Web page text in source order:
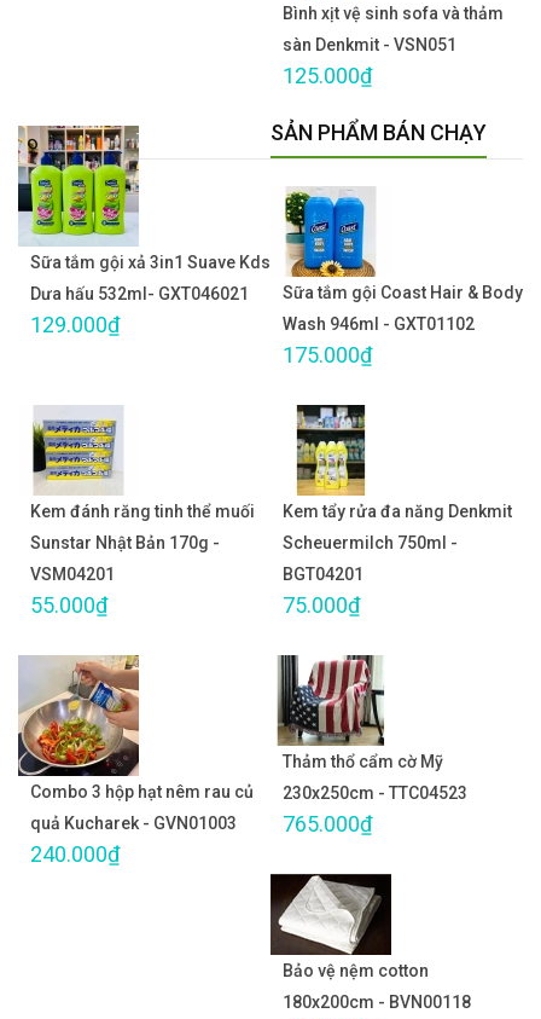
Bình xịt vệ sinh sofa và thảm
sàn Denkmit - VSN051
125.000₫
Sữa tắm gội xả 3in1 Suave Kds
Dưa hấu 532ml- GXT046021
129.000₫
SẢN PHẨM BÁN CHẠY
Sữa tắm gội Coast Hair & Body
Wash 946ml - GXT01102
175.000₫
Kem đánh răng tinh thể muối
Sunstar Nhật Bản 170g -
VSM04201
55.000₫
Kem tẩy rửa đa năng Denkmit
Scheuermilch 750ml -
BGT04201
75.000₫
Combo 3 hộp hạt nêm rau củ
quả Kucharek - GVN01003
240.000₫
Thảm thổ cẩm cờ Mỹ
230x250cm - TTC04523
765.000₫
Bảo vệ nệm cotton
180x200cm - BVN00118